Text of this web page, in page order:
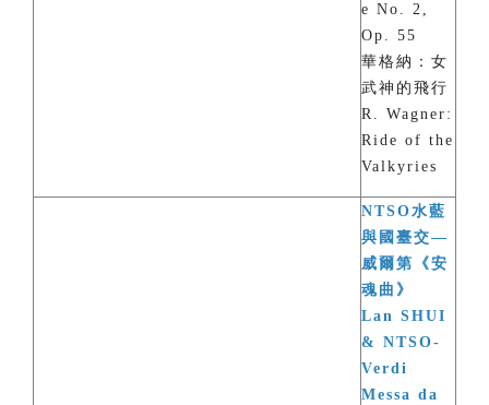
e No. 2,
Op. 55
華格納：女
武神的飛行
R. Wagner:
Ride of the
Valkyries
NTSO水藍
與國臺交—
威爾第《安
魂曲》
Lan SHUI
& NTSO-
Verdi
Messa da